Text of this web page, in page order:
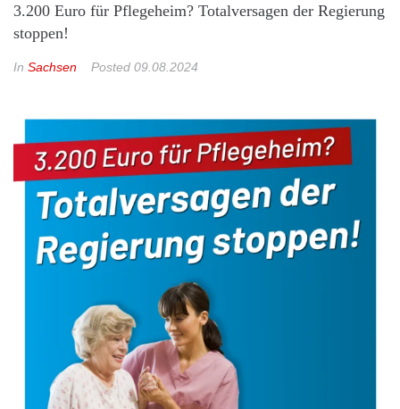
3.200 Euro für Pflegeheim? Totalversagen der Regierung
stoppen!
In Sachsen Posted 09.08.2024